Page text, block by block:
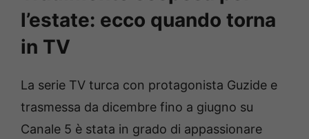
l’estate: ecco quando torna
in TV
La serie TV turca con protagonista Guzide e
trasmessa da dicembre fino a giugno su
Canale 5 è stata in grado di appassionare